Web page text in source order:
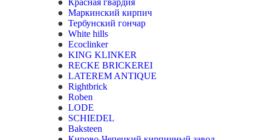
Красная гвардия
Маркинский кирпич
Тербунский гончар
White hills
Ecoclinker
KING KLINKER
RECKE BRICKEREI
LATEREM ANTIQUE
Rightbrick
Roben
LODE
SCHIEDEL
Baksteen